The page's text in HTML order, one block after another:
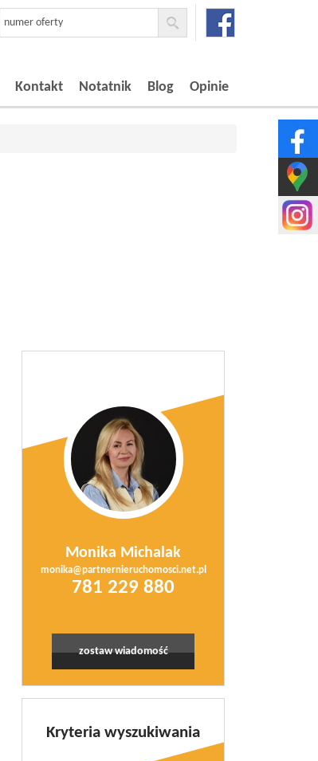
Kontakt Notatnik Blog Opinie
Monika Michalak
monika@partnernieruchomosci.net.pl
781 229 880
zostaw wiadomość
Kryteria wyszukiwania